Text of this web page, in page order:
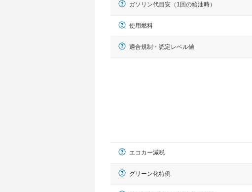
ガソリン代目安（1回の給油時）
使用燃料
適合規制・認定レベル値
エコカー減税
グリーン化特例